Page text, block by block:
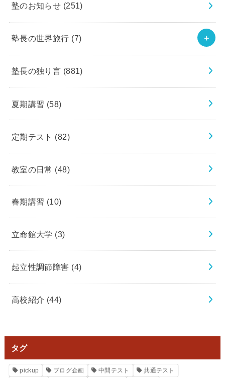
塾のお知らせ (251)
塾長の世界旅行 (7)
塾長の独り言 (881)
夏期講習 (58)
定期テスト (82)
教室の日常 (48)
春期講習 (10)
立命館大学 (3)
起立性調節障害 (4)
高校紹介 (44)
タグ
pickup ブログ企画 中間テスト
共通テスト